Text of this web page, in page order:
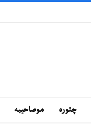
چئوره موصاحيبه